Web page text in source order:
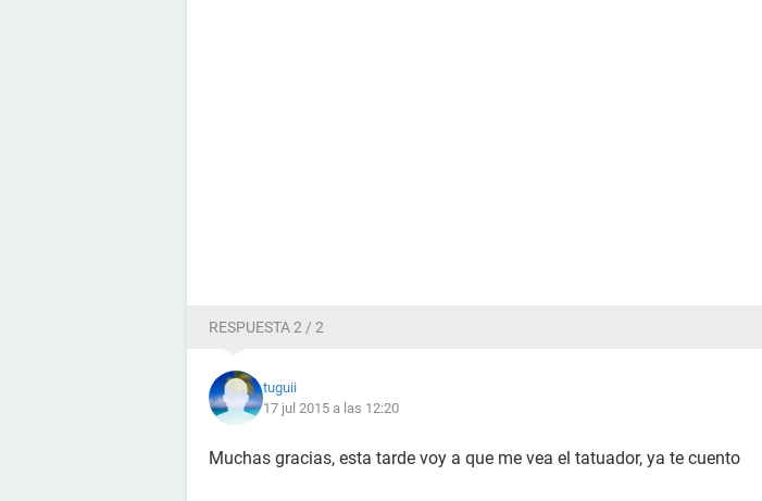
RESPUESTA 2 / 2
tuguii
17 jul 2015 a las 12:20
Muchas gracias, esta tarde voy a que me vea el tatuador, ya te cuento